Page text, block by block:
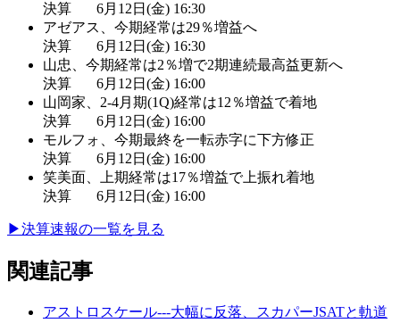
決算
6月12日(金) 16:30
アゼアス、今期経常は29％増益へ
決算
6月12日(金) 16:30
山忠、今期経常は2％増で2期連続最高益更新へ
決算
6月12日(金) 16:00
山岡家、2-4月期(1Q)経常は12％増益で着地
決算
6月12日(金) 16:00
モルフォ、今期最終を一転赤字に下方修正
決算
6月12日(金) 16:00
笑美面、上期経常は17％増益で上振れ着地
決算
6月12日(金) 16:00
▶︎決算速報の一覧を見る
関連記事
アストロスケール---大幅に反落、スカパーJSATと軌道